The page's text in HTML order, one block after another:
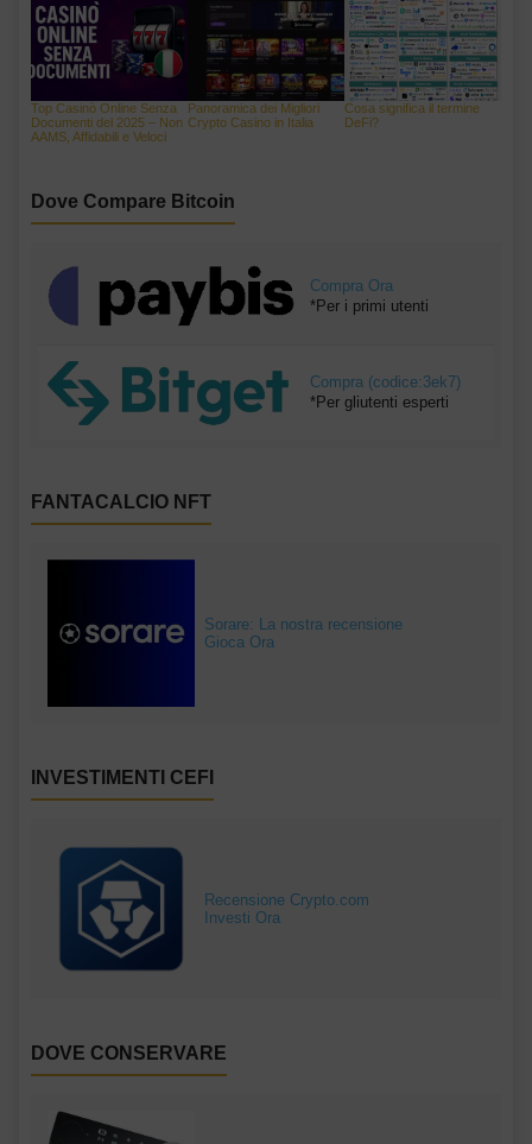
Top Casinò Online Senza
Documenti del 2025 – Non
AAMS, Affidabili e Veloci
Panoramica dei Migliori
Crypto Casino in Italia
Cosa significa il termine
DeFi?
Dove Compare Bitcoin
Compra Ora
*Per i primi utenti
Compra (codice:3ek7)
*Per gliutenti esperti
FANTACALCIO NFT
Sorare: La nostra recensione
Gioca Ora
INVESTIMENTI CEFI
Recensione Crypto.com
Investi Ora
DOVE CONSERVARE